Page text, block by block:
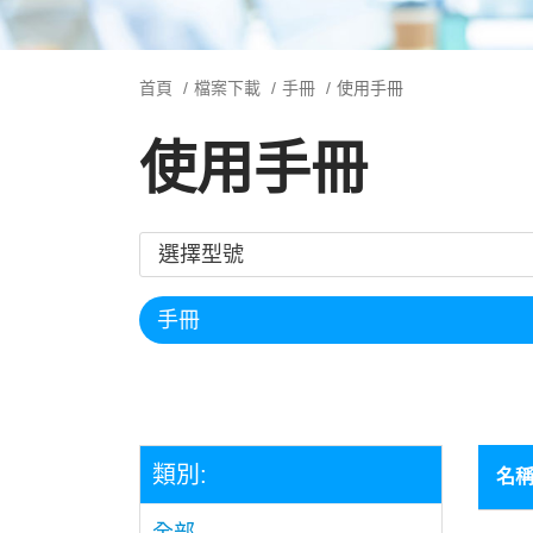
首頁 檔案下載 手冊 使用手冊
使用手冊
類別: 名稱